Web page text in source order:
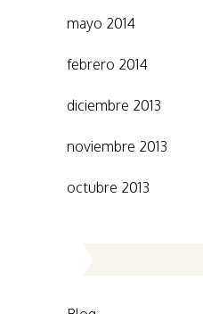
mayo 2014
febrero 2014
diciembre 2013
noviembre 2013
octubre 2013